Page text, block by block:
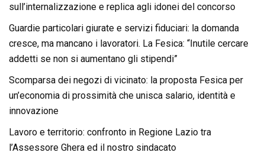
sull’internalizzazione e replica agli idonei del concorso
Guardie particolari giurate e servizi fiduciari: la domanda
cresce, ma mancano i lavoratori. La Fesica: “Inutile cercare
addetti se non si aumentano gli stipendi”
Scomparsa dei negozi di vicinato: la proposta Fesica per
un’economia di prossimità che unisca salario, identità e
innovazione
Lavoro e territorio: confronto in Regione Lazio tra
l’Assessore Ghera ed il nostro sindacato